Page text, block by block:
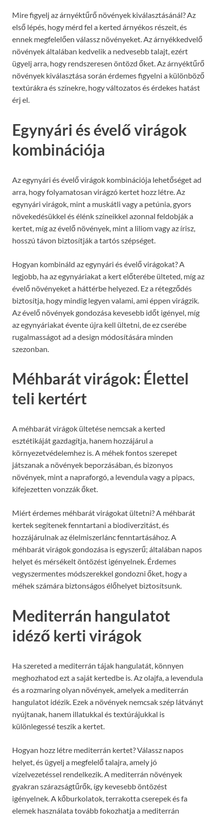
Mire figyelj az árnyéktűrő növények kiválasztásánál? Az
első lépés, hogy mérd fel a kerted árnyékos részeit, és
ennek megfelelően válassz növényeket. Az árnyékkedvelő
növények általában kedvelik a nedvesebb talajt, ezért
ügyelj arra, hogy rendszeresen öntözd őket. Az árnyéktűrő
növények kiválasztása során érdemes figyelni a különböző
textúrákra és színekre, hogy változatos és érdekes hatást
érj el.
Egynyári és évelő virágok
kombinációja
Az egynyári és évelő virágok kombinációja lehetőséget ad
arra, hogy folyamatosan virágzó kertet hozz létre. Az
egynyári virágok, mint a muskátli vagy a petúnia, gyors
növekedésükkel és élénk színeikkel azonnal feldobják a
kertet, míg az évelő növények, mint a liliom vagy az írisz,
hosszú távon biztosítják a tartós szépséget.
Hogyan kombináld az egynyári és évelő virágokat? A
legjobb, ha az egynyáriakat a kert előterébe ülteted, míg az
évelő növényeket a háttérbe helyezed. Ez a rétegződés
biztosítja, hogy mindig legyen valami, ami éppen virágzik.
Az évelő növények gondozása kevesebb időt igényel, míg
az egynyáriakat évente újra kell ültetni, de ez cserébe
rugalmasságot ad a design módosítására minden
szezonban.
Méhbarát virágok: Élettel
teli kertért
A méhbarát virágok ültetése nemcsak a kerted
esztétikáját gazdagítja, hanem hozzájárul a
környezetvédelemhez is. A méhek fontos szerepet
játszanak a növények beporzásában, és bizonyos
növények, mint a napraforgó, a levendula vagy a pipacs,
kifejezetten vonzzák őket.
Miért érdemes méhbarát virágokat ültetni? A méhbarát
kertek segítenek fenntartani a biodiverzitást, és
hozzájárulnak az élelmiszerlánc fenntartásához. A
méhbarát virágok gondozása is egyszerű; általában napos
helyet és mérsékelt öntözést igényelnek. Érdemes
vegyszermentes módszerekkel gondozni őket, hogy a
méhek számára biztonságos élőhelyet biztosítsunk.
Mediterrán hangulatot
idéző kerti virágok
Ha szereted a mediterrán tájak hangulatát, könnyen
meghozhatod ezt a saját kertedbe is. Az olajfa, a levendula
és a rozmaring olyan növények, amelyek a mediterrán
hangulatot idézik. Ezek a növények nemcsak szép látványt
nyújtanak, hanem illatukkal és textúrájukkal is
különlegessé teszik a kertet.
Hogyan hozz létre mediterrán kertet? Válassz napos
helyet, és ügyelj a megfelelő talajra, amely jó
vízelvezetéssel rendelkezik. A mediterrán növények
gyakran szárazságtűrők, így kevesebb öntözést
igényelnek. A kőburkolatok, terrakotta cserepek és fa
elemek használata tovább fokozhatja a mediterrán